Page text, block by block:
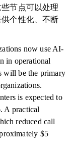
节点可以处理
个性化、不断
now use AI-
in operational
will be the primary
is expected to
A practical
reduced call
$5